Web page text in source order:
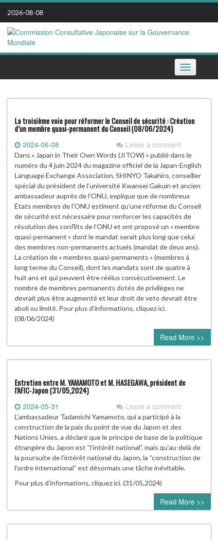
Skip
content
2026-08-08
Toggle
navigation
La troisième voie pour réformer le Conseil de sécurité : Création
d’un membre quasi-permanent du Conseil (08/06/2024)
2024-06-08 Leave a comment
Dans « Japan in Their Own Words (JITOW) » publié dans le
numéro du 4 juin 2024 du magazine officiel de la Japan-English
Language Exchange Association, SHINYO Takahiro, conseiller
spécial du président de l’université Kwansei Gakuin et ancien
ambassadeur auprès de l’ONU, explique que de nombreux
États membres de l’ONU estiment qu’une réforme du Conseil
de sécurité est nécessaire pour renforcer les capacités de
résolution des conflits de l’ONU et ont proposé un « membre
quasi-permanent » dont le mandat serait plus long que celui
des membres non-permanents actuels (mandat de deux ans).
La création de « membres quasi-permanents » (membres à
long terme du Conseil), dont les mandats sont de quatre à
huit ans et qui peuvent être réélus consécutivement. Le
nombre de membres permanents dotés de privilèges ne
devrait plus être augmenté et leur droit de veto devrait être
aboli ou limité. Pour plus d’informations, cliquez ici.
(08/06/2024)
Read More >>
Entretien entre M. YAMAMOTO et M. HASEGAWA, président de
l’AFIC-Japon (31/05,2024)
2024-05-31 Leave a comment
L’ambassadeur Tadamichi Yamamoto, qui a participé à la
construction de la paix du point de vue du Japon et des
Nations Unies, a déclaré que le principe de base de la politique
étrangère du Japon est “l’intérêt national”, mais qu’au-delà de
la poursuite de l’intérêt national du Japon, la “construction de
l’ordre international” est désormais une tâche inévitable.
Pour plus d’informations, cliquez ici. (31/05,2024)
Read More >>